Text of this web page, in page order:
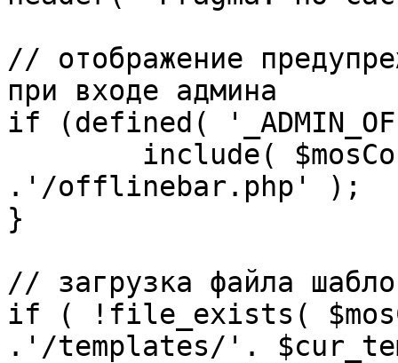
// отображение
при входе админа
if (defined(
.'/offlinebar.php' );
}
// загрузка файла
if ( !file_exists(
.'/templates/'.